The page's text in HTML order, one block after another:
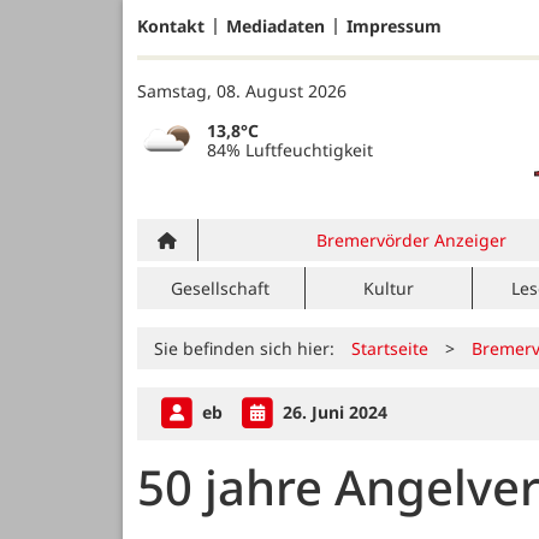
Kontakt Mediadaten Impressum
Samstag, 08. August 2026
13,8°C
84% Luftfeuchtigkeit
Bremervörder Anzeiger
Gesellschaft Kultur
Sie befinden sich hier: Startseite >
eb 26. Juni 2024
50 jahre